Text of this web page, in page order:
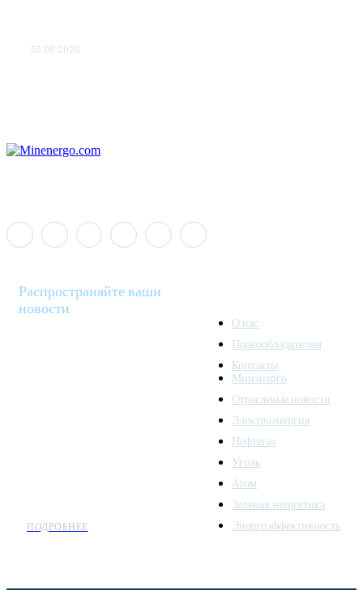
03.08.2026
Распространяйте ваши
новости
ПОДРОБНЕЕ
О нас
Правообладателям
Контакты
Минэнерго
Отраслевые новости
Электроэнергия
Нефтегаз
Уголь
Атом
Зеленая энергетика
Энергоэффективность